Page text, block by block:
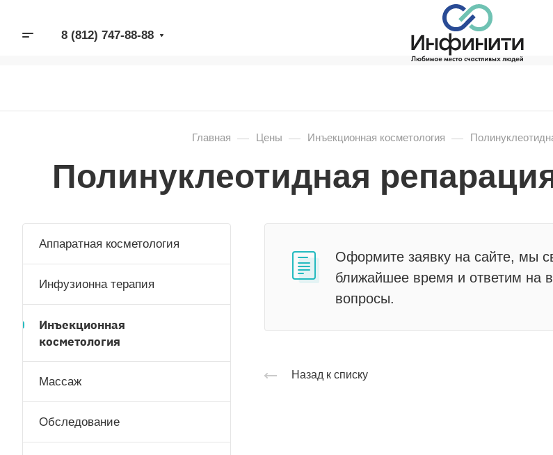
8 (812) 747-88-88
Главная — Цены — Инъекционная косметология —
Полинуклеотидная
Оформите заявку на сайте, мы
ближайшее время и ответим на
вопросы.
Назад к списку
Аппаратная косметология
Инфузионна терапия
Инъекционная
косметология
Массаж
Обследование